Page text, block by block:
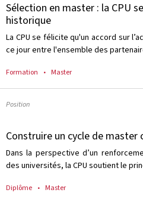
Sélection en master : la CPU
historique
La CPU se félicite qu'un accord sur
ce jour entre l'ensemble des
Formation Master
Position
Construire un cycle de
Dans la perspective d’un
des universités, la CPU soutient le
Diplôme Master